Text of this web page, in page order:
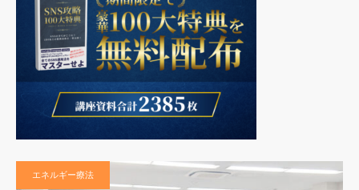
エネルギー療法